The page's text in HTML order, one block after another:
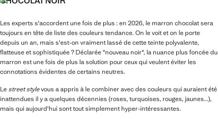
Les experts s'accordent une fois de plus : en 2026, le marron chocolat sera
toujours en tête de liste des couleurs tendance. On le voit et on le porte
depuis un an, mais s'est-on vraiment lassé de cette teinte polyvalente,
flatteuse et sophistiquée ? Déclarée "nouveau noir", la nuance plus foncée du
marron est une fois de plus la solution pour ceux qui veulent éviter les
connotations évidentes de certains neutres.
Le street stylevous a appris à le combiner avec des couleurs qui auraient été
inattendues il y a quelques décennies (roses, turquoises, rouges, jaunes...),
mais qui aujourd'hui sont tout simplement hyper-intéressantes.